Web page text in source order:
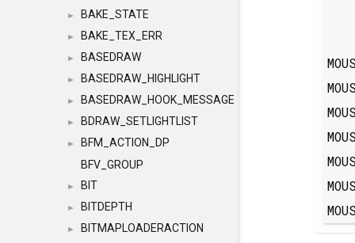
► BAKE_STATE
► BAKE_TEX_ERR
► BASEDRAW
► BASEDRAW_HIGHLIGHT
► BASEDRAW_HOOK_MESSAGE
► BDRAW_SETLIGHTLIST
►
BFM_ACTION_DP
BFV_GROUP
► BIT
► BITDEPTH
►
BITMAPLOADERACTION